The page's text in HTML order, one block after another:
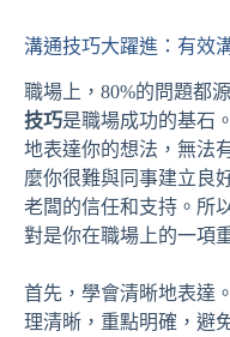
溝通技巧大躍進：有效
職場上，80%的問題都
技巧是職場成功的基石
地表達你的想法，無法
麼你很難與同事建立良
老闆的信任和支持。所
對是你在職場上的一項
首先，學會清晰地表達
理清晰，重點明確，避